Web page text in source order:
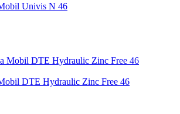
Univis N 46
DTE Hydraulic Zinc Free 46